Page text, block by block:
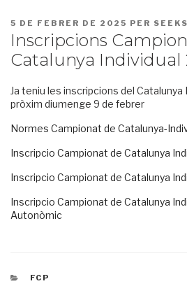
PUBLICAT
A
5 DE FEBRER DE 2025 PER
Inscripcions
Catalunya Individual
Ja teniu les inscripcions del Catalunya
pròxim diumenge 9 de febrer
Normes Campionat de Catalunya-
Inscripcio Campionat de Catalunya
Inscripcio Campionat de Catalunya
Inscripcio Campionat de Catalunya
Autonòmic
CATEGORIES
FCP